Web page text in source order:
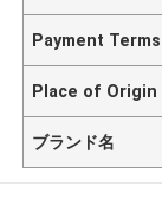
Payment Terms
Place of Origin
ブランド名